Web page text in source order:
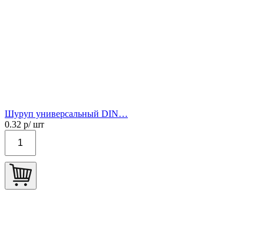
Шуруп универсальный DIN…
0.32 р/ шт